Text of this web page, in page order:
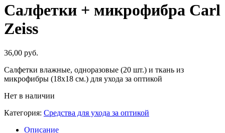
Салфетки + микрофибра Carl
Zeiss
36,00 руб.
Салфетки влажные, одноразовые (20 шт.) и ткань из
микрофибры (18х18 см.) для ухода за оптикой
Нет в наличии
Категория: Средства для ухода за оптикой
Описание